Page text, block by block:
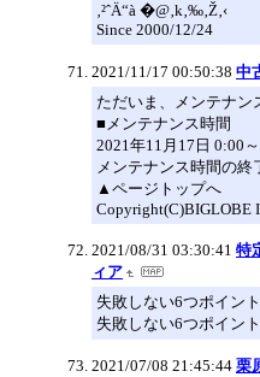
‚²ˆÄ“à �@‚k‚‰‚Ž‚‹
Since 2000/12/24
2021/11/17 00:50:38 中
ただいま、メンテナン
■メンテナンス時間
2021年11月17日 0:00
メンテナンス時間の終
▲ページトップへ
Copyright(C)BIGLOBE
2021/08/31 03:30:41 特
ィア
失敗しない6つポイント
失敗しない6つポイント
2021/07/08 21:45:44 栗